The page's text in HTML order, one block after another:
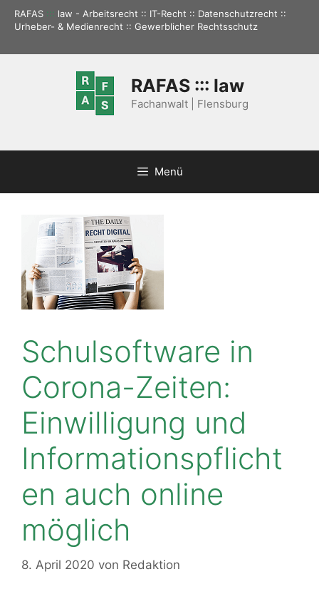
Zum
Inhalt
RAFAS ::: law - Arbeitsrecht :: IT-Recht :: Datenschutzrecht ::
Urheber- & Medienrecht :: Gewerblicher Rechtsschutz
RAFAS ::: law
Fachanwalt | Flensburg
Menü
Schulsoftware in
Corona-Zeiten:
Einwilligung und
Informationspflicht
en auch online
möglich
8. April 2020 von Redaktion